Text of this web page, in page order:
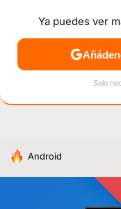
NOTICIAS
HOY SE HABLA DE
Android
Ya puedes ver
Solo